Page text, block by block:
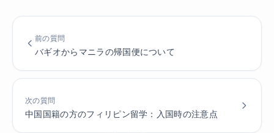
前の質問
バギオからマニラの帰国便について
次の質問
中国国籍の方のフィリピン留学：入国時の注意点